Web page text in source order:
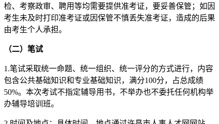
检、考察政审、聘用等均需要提供准考证，要妥善保管；如因
考生未及时打印准考证或因保管不慎丢失准考证，造成的后果
由考生个人承担。
（二） 笔试
1.笔试采取统一命题、统一组织、统一评分的方式进行，内容
包含公共基础知识和专业基础知识，满分100分，占总成绩
50%。本次考试不指定辅导用书，不举办也不委托任何机构举
办辅导培训班。